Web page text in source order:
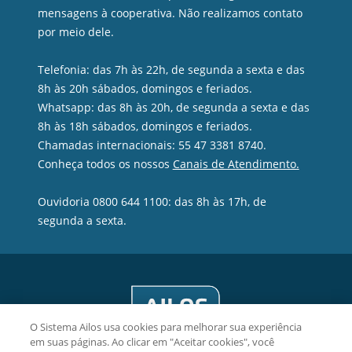
mensagens à cooperativa. Não realizamos contato
por meio dele.
Telefonia: das 7h às 22h, de segunda a sexta e das
8h às 20h sábados, domingos e feriados.
Whatsapp: das 8h às 20h, de segunda a sexta e das
8h às 18h sábados, domingos e feriados.
Chamadas internacionais: 55 47 3381 8740.
Conheça todos os nossos Canais de Atendimento.
Ouvidoria 0800 644 1100: das 8h às 17h, de
segunda a sexta.
O Sistema Ailos usa cookies para melhorar sua experiência
em suas páginas. Ao clicar em "Aceitar cookies", você